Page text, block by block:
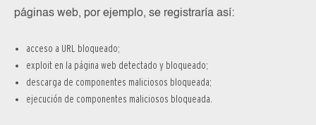
páginas web, por ejemplo, se registraría así:
acceso a URL bloqueado;
exploit en la página web detectado y bloqueado;
descarga de componentes maliciosos bloqueada;
ejecución de componentes maliciosos bloqueada.